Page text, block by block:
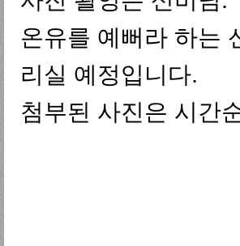
온유를 예뻐라 하는
리실 예정입니다.
첨부된 사진은 시간